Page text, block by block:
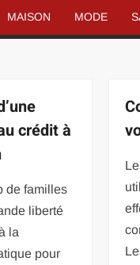
MAISON MODE
crédit à
de familles
liberté
la
pour